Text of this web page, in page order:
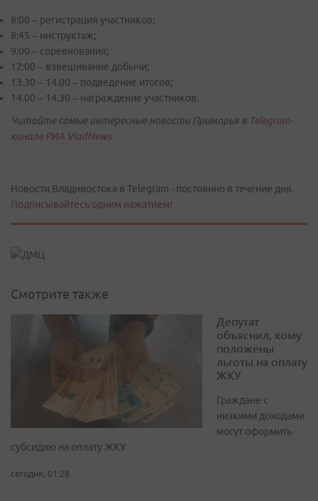
8:00 – регистрация участников;
8:45 – инструктаж;
9:00 – соревнования;
12:00 – взвешивание добычи;
13.30 – 14.00 – подведение итогов;
14.00 – 14.30 – награждение участников.
Читайте самые интересные новости Приморья в Telegram-
канале РИА VladNews
Новости Владивостока в Telegram - постоянно в течение дня.
Подписывайтесь одним нажатием!
Смотрите также
Депутат
объяснил, кому
положены
льготы на оплату
ЖКУ
Граждане с
низкими доходами
могут оформить
субсидию на оплату ЖКУ
сегодня, 01:28